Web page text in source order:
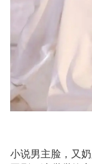
小说男主脸，又